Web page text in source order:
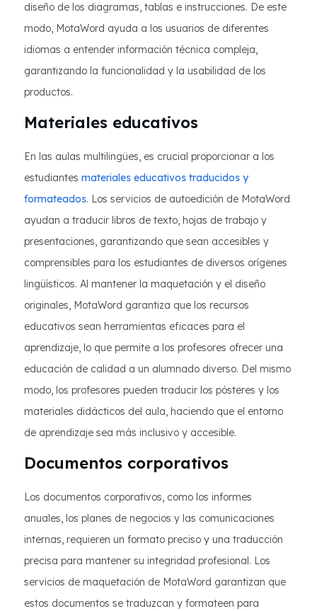
diseño de los diagramas, tablas e instrucciones. De este
modo, MotaWord ayuda a los usuarios de diferentes
idiomas a entender información técnica compleja,
garantizando la funcionalidad y la usabilidad de los
productos.
Materiales educativos
En las aulas multilingües, es crucial proporcionar a los
estudiantes materiales educativos traducidos y
formateados. Los servicios de autoedición de MotaWord
ayudan a traducir libros de texto, hojas de trabajo y
presentaciones, garantizando que sean accesibles y
comprensibles para los estudiantes de diversos orígenes
lingüísticos. Al mantener la maquetación y el diseño
originales, MotaWord garantiza que los recursos
educativos sean herramientas eficaces para el
aprendizaje, lo que permite a los profesores ofrecer una
educación de calidad a un alumnado diverso. Del mismo
modo, los profesores pueden traducir los pósteres y los
materiales didácticos del aula, haciendo que el entorno
de aprendizaje sea más inclusivo y accesible.
Documentos corporativos
Los documentos corporativos, como los informes
anuales, los planes de negocios y las comunicaciones
internas, requieren un formato preciso y una traducción
precisa para mantener su integridad profesional. Los
servicios de maquetación de MotaWord garantizan que
estos documentos se traduzcan y formateen para